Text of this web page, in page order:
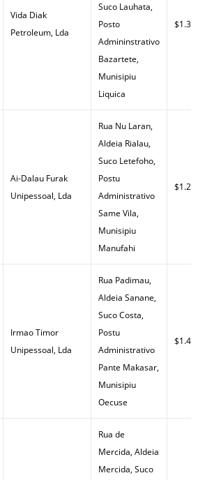
Vida Diak
Petroleum, Lda
Suco Lauhata,
Posto
Admininstrativo
Bazartete,
Munisipiu
Liquica
$1.30
Ai-Dalau Furak
Unipessoal, Lda
Rua Nu Laran,
Aldeia Rialau,
Suco Letefoho,
Postu
Administrativo
Same Vila,
Munisipiu
Manufahi
$1.25
Irmao Timor
Unipessoal, Lda
Rua Padimau,
Aldeia Sanane,
Suco Costa,
Postu
Administrativo
Pante Makasar,
Munisipiu
Oecuse
$1.40
Rua de
Mercida, Aldeia
Mercida, Suco